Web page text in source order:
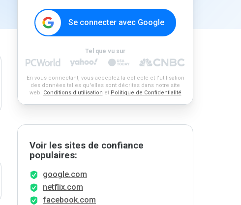
Se connecter avec Google
Tel que vu sur
En vous connectant, vous acceptez la collecte et l'utilisation
des données telles qu'elles sont décrites dans notre site
web. Conditions d'utilisation et Politique de Confidentialité
Voir les sites de confiance
populaires:
google.com
netflix.com
facebook.com